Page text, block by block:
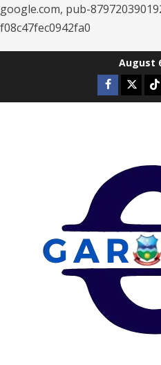
google.com, pub-
f08c47fec0942fa0
August
Facebook
Twitter